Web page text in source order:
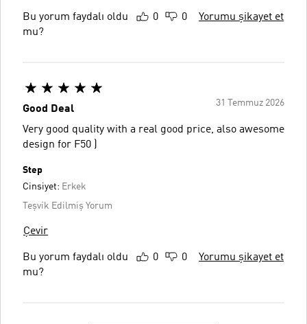
Bu yorum faydalı oldu
mu?
0 0 Yorumu şikayet et
31 Temmuz 2026
Good Deal
Very good quality with a real good price, also awesome
design for F50 )
Step
Cinsiyet: Erkek
Teşvik Edilmiş Yorum
Çevir
Bu yorum faydalı oldu
mu?
0 0 Yorumu şikayet et